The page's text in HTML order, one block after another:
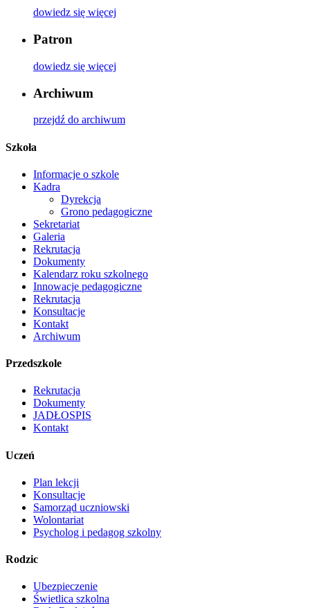
dowiedz się więcej
Patron
dowiedz się więcej
Archiwum
przejdź do archiwum
Szkoła
Informacje o szkole
Kadra
Dyrekcja
Grono pedagogiczne
Sekretariat
Galeria
Rekrutacja
Dokumenty
Kalendarz roku szkolnego
Innowacje pedagogiczne
Rekrutacja
Konsultacje
Kontakt
Archiwum
Przedszkole
Rekrutacja
Dokumenty
JADŁOSPIS
Kontakt
Uczeń
Plan lekcji
Konsultacje
Samorząd uczniowski
Wolontariat
Psycholog i pedagog szkolny
Rodzic
Ubezpieczenie
Świetlica szkolna